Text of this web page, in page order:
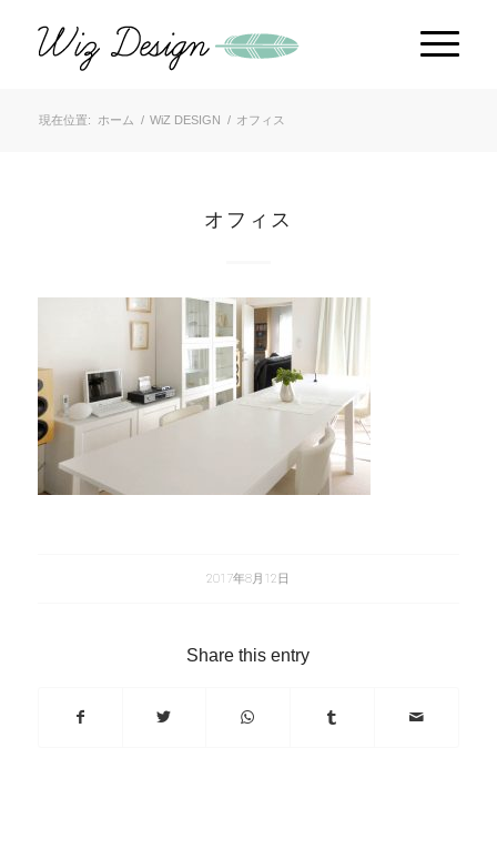
現在位置: ホーム / WiZ DESIGN / オフィス
オフィス
2017年8月12日
Share this entry